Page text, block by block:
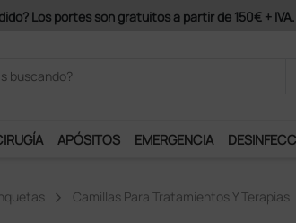
Los portes son gratuitos a partir de 150€ + IVA.
APÓSITOS EMERGENCIA
Camillas Para Tratamientos Y Terapias